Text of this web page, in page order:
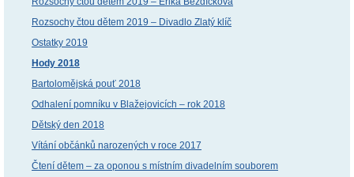
Rozsochy čtou dětem 2019 – Divadlo Zlatý klíč
Ostatky 2019
Hody 2018
Bartolomějská pouť 2018
Odhalení pomníku v Blažejovicích – rok 2018
Dětský den 2018
Vítání občánků narozených v roce 2017
Čtení dětem – za oponou s místním divadelním souborem